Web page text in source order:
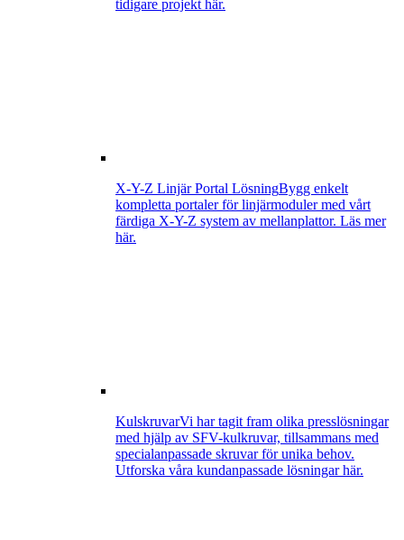
tidigare projekt här.
X-Y-Z Linjär Portal LösningBygg enkelt
kompletta portaler för linjärmoduler med vårt
färdiga X-Y-Z system av mellanplattor. Läs mer
här.
KulskruvarVi har tagit fram olika presslösningar
med hjälp av SFV-kulkruvar, tillsammans med
specialanpassade skruvar för unika behov.
Utforska våra kundanpassade lösningar här.